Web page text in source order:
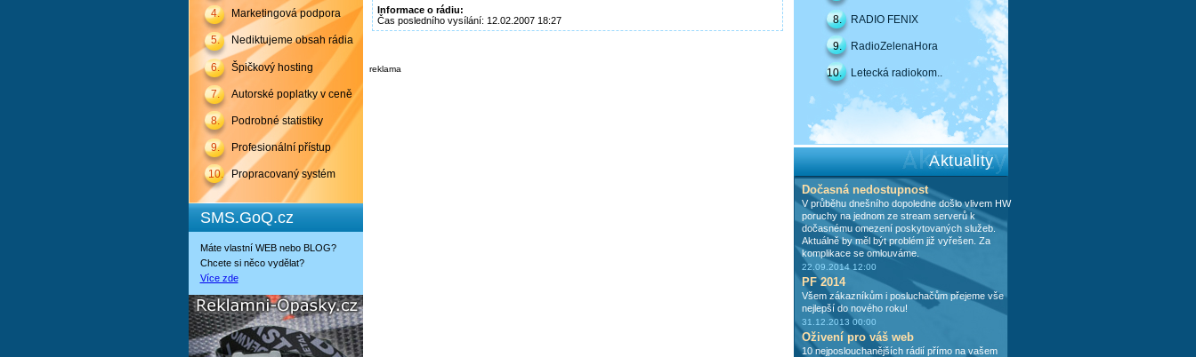
4. Marketingová podpora
5. Nediktujeme obsah rádia
6. Špičkový hosting
7. Autorské poplatky v ceně
8. Podrobné statistiky
9. Profesionální přístup
10. Propracovaný systém
SMS.GoQ.cz
Máte vlastní WEB nebo BLOG?
Chcete si něco vydělat?
Více zde
Informace o rádiu:
Čas posledního vysílání: 12.02.2007 18:27
reklama
8. RADIO FENIX
9. RadioZelenaHora
10. Letecká radiokom..
Aktuality
Dočasná nedostupnost
V průběhu dnešního dopoledne došlo vlivem HW
poruchy na jednom ze stream serverů k
dočasnému omezení poskytovaných služeb.
Aktuálně by měl být problém již vyřešen. Za
komplikace se omlouváme.
22.09.2014 12:00
PF 2014
Všem zákazníkům i posluchačům přejeme vše
nejlepší do nového roku!
31.12.2013 00:00
Oživení pro váš web
10 nejposlouchanějších rádií přímo na vašem